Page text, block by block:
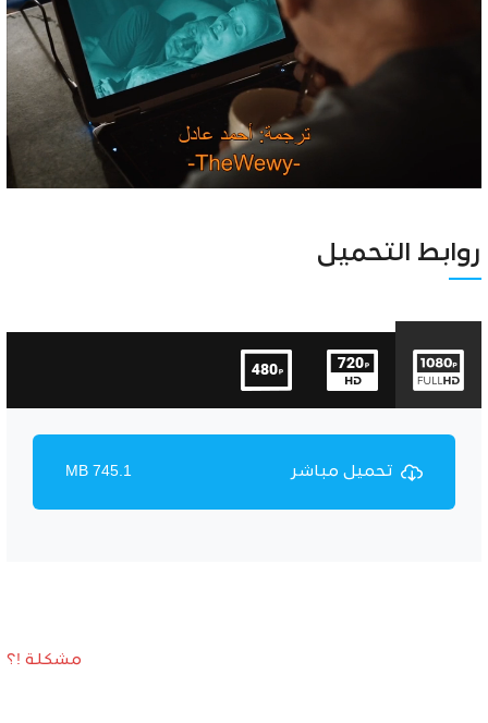
Unmute Settings
روابط التحميل
تحميل مباشر 745.1 MB
مشكلة !؟